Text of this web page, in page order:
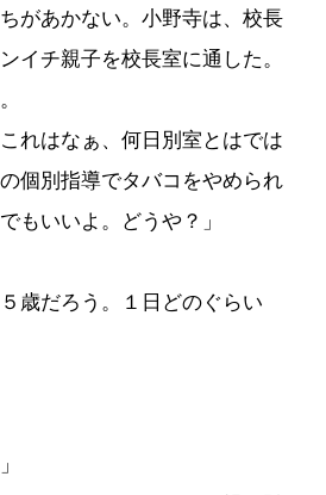
があかない。小野寺は、校長
イチ親子を校長室に通した。
れはなぁ、何日別室とはでは
個別指導でタバコをやめられ
もいいよ。どうや？」
歳だろう。１日どのぐらい